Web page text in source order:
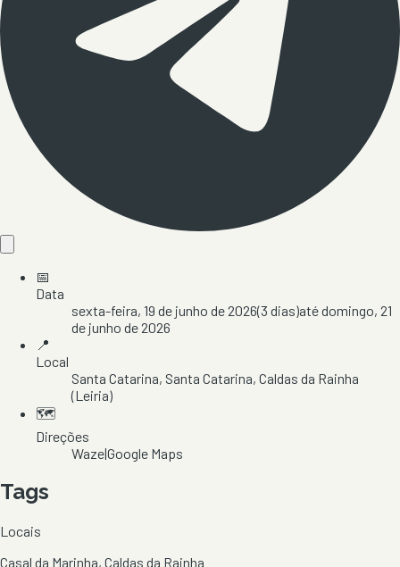
📅
Data
sexta-feira, 19 de junho de 2026(3 dias)atédomingo, 21
de junho de 2026
📍
Local
Santa Catarina, Santa Catarina, Caldas da Rainha
(Leiria)
🗺️
Direções
Waze|Google Maps
Tags
Locais
Casal da Marinha, Caldas da Rainha